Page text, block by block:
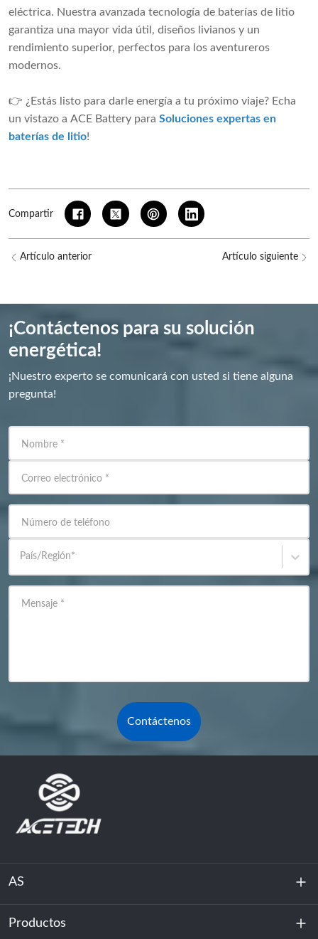
eléctrica. Nuestra avanzada tecnología de baterías de litio
garantiza una mayor vida útil, diseños livianos y un
rendimiento superior, perfectos para los aventureros
modernos.
👉 ¿Estás listo para darle energía a tu próximo viaje? Echa
un vistazo a ACE Battery para Soluciones expertas en
baterías de litio!
Compartir
Artículo anterior Artículo siguiente
¡Contáctenos para su solución
energética!
¡Nuestro experto se comunicará con usted si tiene alguna
pregunta!
Nombre *
Correo electrónico *
Número de teléfono
País/Región*
Mensaje *
Contáctenos
AS
Sobre nosotros
Productos